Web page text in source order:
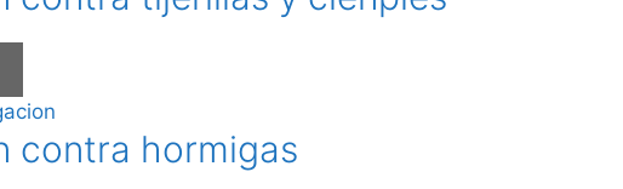
contra hormigas